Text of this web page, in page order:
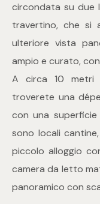
circondata su due
travertino, che si
ulteriore vista
ampio e curato,
A circa 10 metri
troverete una
con una
sono locali
piccolo alloggio
camera da letto
panoramico con
Locali
2
3
4